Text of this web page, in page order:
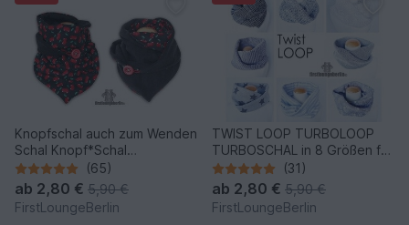
Knopfschal auch zum Wenden
Schal Knopf*Schal
Wickelschal Sommer Winter
(65)
ab 2,80 € 5,90 €
FirstLoungeBerlin
TWIST LOOP TURBOLOOP
TURBOSCHAL in 8 Größen für
die ganze Familie
Schnittmuster & Nähanleitung
- DIY Design von
firstloungeberlin
(31)
ab 2,80 € 5,90 €
FirstLoungeBerlin